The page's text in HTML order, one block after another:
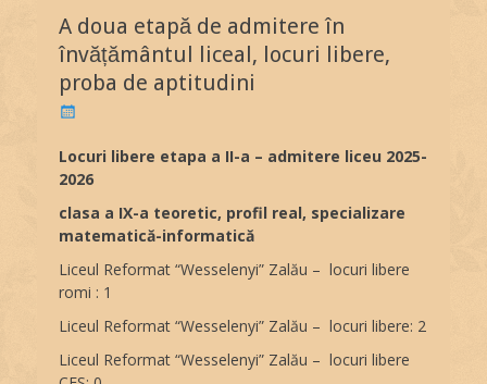
g
o
e
A doua etapă de admitere în
învățământul liceal, locuri libere,
proba de aptitudini
P
s
t
e
d
o
Locuri libere etapa a II-a – admitere liceu 2025-
2026
clasa a IX-a teoretic, profil real, specializare
matematică-informatică
Liceul Reformat “Wesselenyi” Zalău – locuri libere
romi : 1
Liceul Reformat “Wesselenyi” Zalău – locuri libere: 2
Liceul Reformat “Wesselenyi” Zalău – locuri libere